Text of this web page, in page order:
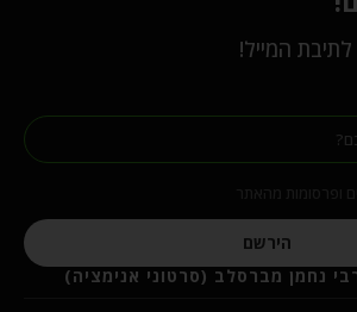
המייל!
הירשם
נחמן מברסלב (סרטוני אנימציה)